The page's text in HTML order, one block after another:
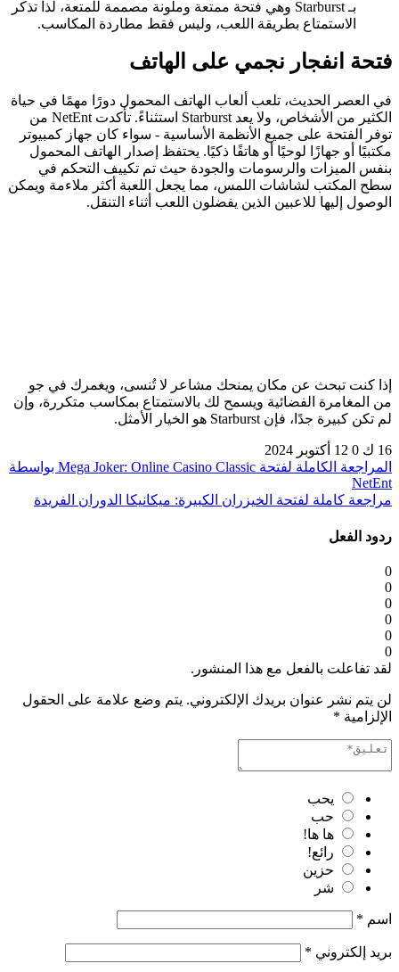
بـ Starburst وهي فتحة ممتعة وملونة مصممة للمتعة، لذا تذكر
الاستمتاع بطريقة اللعب، وليس فقط مطاردة المكاسب.
فتحة انفجار نجمي على الهاتف
في العصر الحديث، تلعب ألعاب الهاتف المحمول دورًا مهمًا في حياة
الكثير من الأشخاص، ولا يعد Starburst استثناءً. تأكدت NetEnt من
توفر الفتحة على جميع الأنظمة الأساسية - سواء كان جهاز كمبيوتر
مكتبيًا أو جهازًا لوحيًا أو هاتفًا ذكيًا. يحتفظ إصدار الهاتف المحمول
بنفس الميزات والرسومات والجودة حيث تم تكييف التحكم في
سطح المكتب لشاشات اللمس، مما يجعل اللعبة أكثر ملاءمة ويمكن
الوصول إليها للاعبين الذين يفضلون اللعب أثناء التنقل.
إذا كنت تبحث عن مكان يمنحك مشاعر لا تُنسى، ويغمرك في جو
من المغامرة الفضائية ويسمح لك بالاستمتاع بمكاسب متكررة، وإن
لم تكن كبيرة جدًا، فإن Starburst هو الخيار الأمثل.
16 ك 0 12 أكتوبر 2024
المراجعة الكاملة لفتحة Mega Joker: Online Casino Classic بواسطة
NetEnt
مراجعة كاملة لفتحة الخيزران الكبيرة: ميكانيكا الدوران الفريدة
ردود الفعل
0
0
0
0
0
0
لقد تفاعلت بالفعل مع هذا المنشور.
لن يتم نشر عنوان بريدك الإلكتروني. يتم وضع علامة على الحقول
الإلزامية *
يحب
حب
ها ها!
رائع!
حزين
شر
اسم *
بريد إلكتروني *